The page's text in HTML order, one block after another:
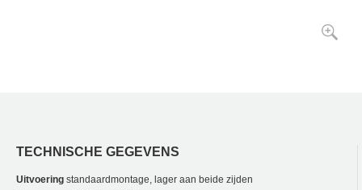
TECHNISCHE GEGEVENS
Uitvoering standaardmontage, lager aan beide zijden